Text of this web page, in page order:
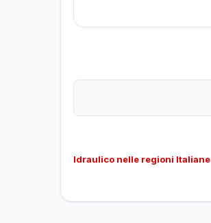
Idraulico nelle regioni Italiane